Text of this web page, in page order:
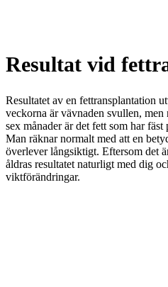
Resultat vid
Resultatet av en fettransplantation
veckorna är vävnaden svullen,
sex månader är det fett som har fäst
Man räknar normalt med att en
överlever långsiktigt. Eftersom det
åldras resultatet naturligt med dig
viktförändringar.